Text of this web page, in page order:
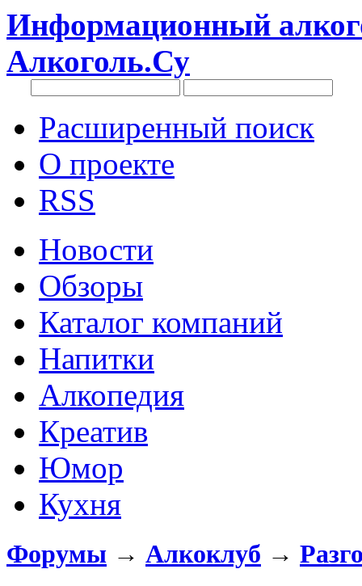
Информационный
Алкоголь.Су
Расширенный поиск
О проекте
RSS
Новости
Обзоры
Каталог компаний
Напитки
Алкопедия
Креатив
Юмор
Кухня
Форумы → Алкоклуб →